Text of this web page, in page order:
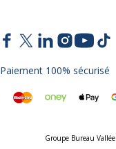
Paiement 100% sécurisé
Groupe Bureau Vallée